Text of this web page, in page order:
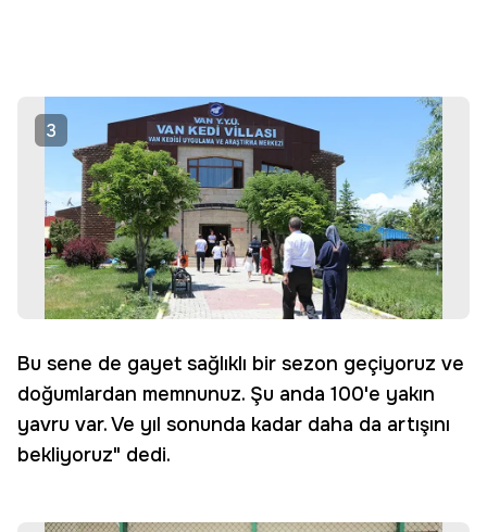
3
Bu sene de gayet sağlıklı bir sezon geçiyoruz ve
doğumlardan memnunuz. Şu anda 100'e yakın
yavru var. Ve yıl sonunda kadar daha da artışını
bekliyoruz" dedi.